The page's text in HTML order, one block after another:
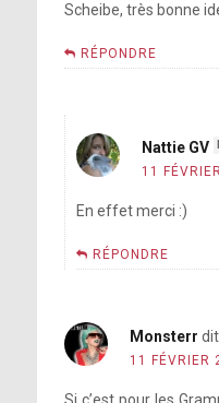
Scheibe, très bonne
RÉPONDRE
Nattie GV
11
En effet merci :)
RÉPONDRE
Monsterr
11 FÉVRIER